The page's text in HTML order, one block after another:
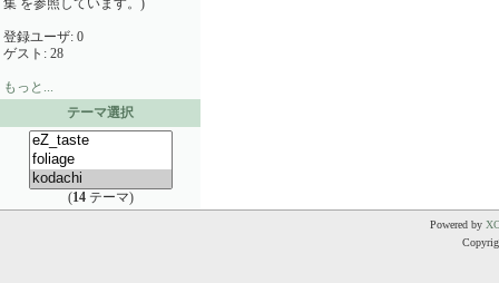
集 を参照しています。)
登録ユーザ: 0
ゲスト: 28
もっと...
テーマ選択
(14テーマ)
Powered by